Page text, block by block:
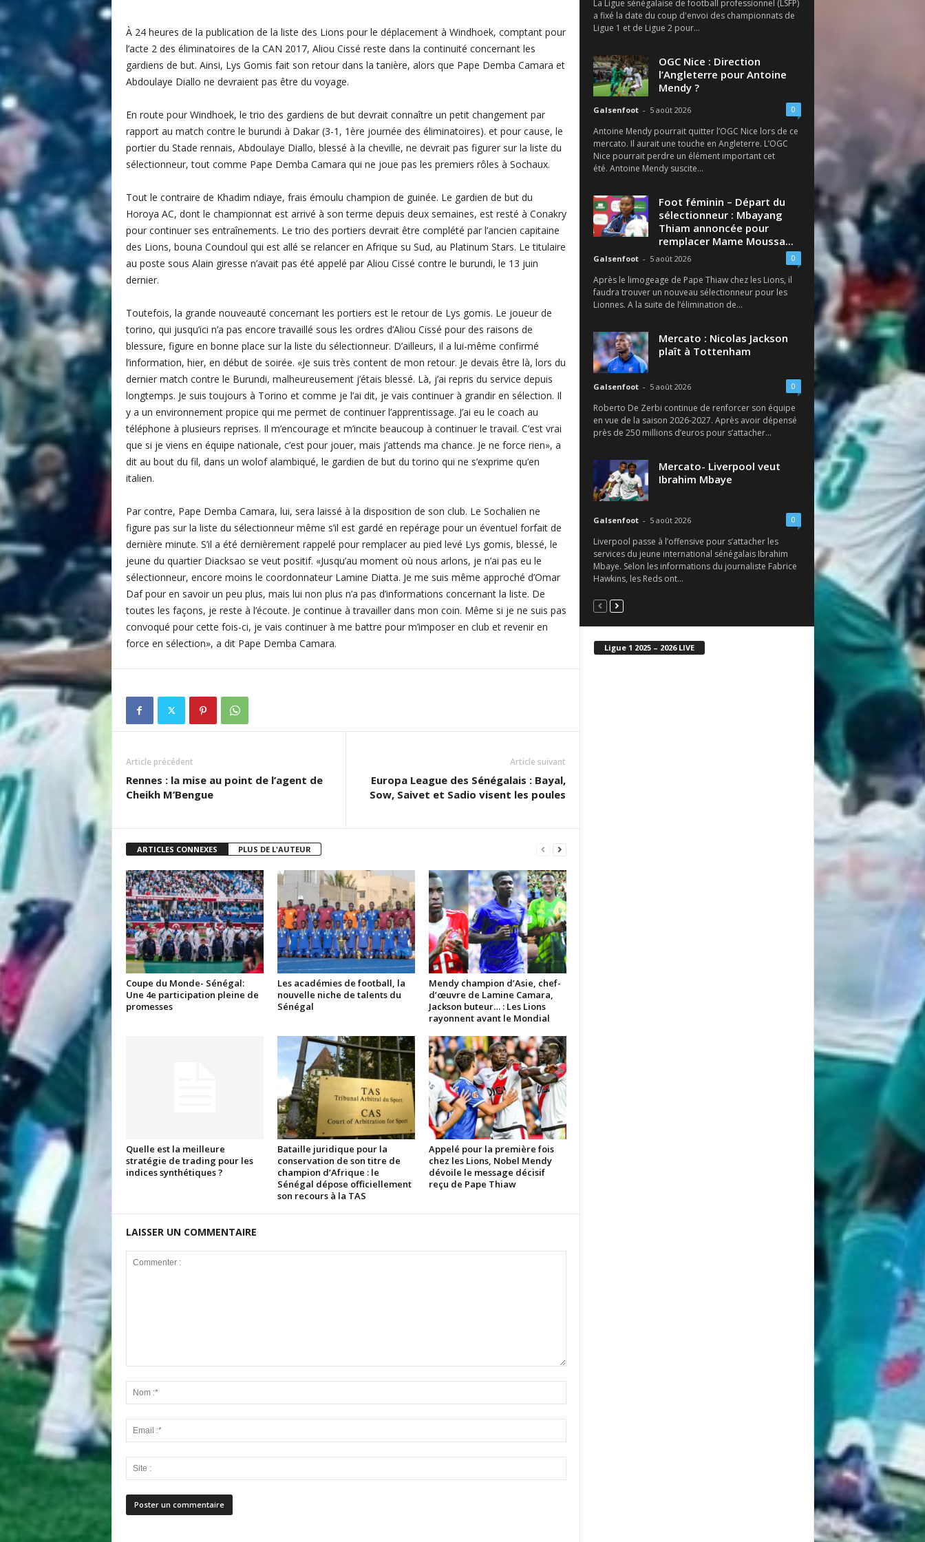
i
d
F
o
o
t
b
l
é
n
é
g
a
i
s
À 24 heures de la publication de la liste des Lions pour le déplacement à Windhoek, comptant pour
l’acte 2 des éliminatoires de la CAN 2017, Aliou Cissé reste dans la continuité concernant les
gardiens de but. Ainsi, Lys Gomis fait son retour dans la tanière, alors que Pape Demba Camara et
Abdoulaye Diallo ne devraient pas être du voyage.
En route pour Windhoek, le trio des gardiens de but devrait connaître un petit changement par
rapport au match contre le burundi à Dakar (3-1, 1ère journée des éliminatoires). et pour cause, le
portier du Stade rennais, Abdoulaye Diallo, blessé à la cheville, ne devrait pas figurer sur la liste du
sélectionneur, tout comme Pape Demba Camara qui ne joue pas les premiers rôles à Sochaux.
Tout le contraire de Khadim ndiaye, frais émoulu champion de guinée. Le gardien de but du
Horoya AC, dont le championnat est arrivé à son terme depuis deux semaines, est resté à Conakry
pour continuer ses entraînements. Le trio des portiers devrait être complété par l’ancien capitaine
des Lions, bouna Coundoul qui est allé se relancer en Afrique su Sud, au Platinum Stars. Le titulaire
au poste sous Alain giresse n’avait pas été appelé par Aliou Cissé contre le burundi, le 13 juin
dernier.
Toutefois, la grande nouveauté concernant les portiers est le retour de Lys gomis. Le joueur de
torino, qui jusqu’ici n’a pas encore travaillé sous les ordres d’Aliou Cissé pour des raisons de
blessure, figure en bonne place sur la liste du sélectionneur. D’ailleurs, il a lui-même confirmé
l’information, hier, en début de soirée. «Je suis très content de mon retour. Je devais être là, lors du
dernier match contre le Burundi, malheureusement j’étais blessé. Là, j’ai repris du service depuis
longtemps. Je suis toujours à Torino et comme je l’ai dit, je vais continuer à grandir en sélection. Il
y a un environnement propice qui me permet de continuer l’apprentissage. J’ai eu le coach au
téléphone à plusieurs reprises. Il m’encourage et m’incite beaucoup à continuer le travail. C’est vrai
que si je viens en équipe nationale, c’est pour jouer, mais j’attends ma chance. Je ne force rien», a
dit au bout du fil, dans un wolof alambiqué, le gardien de but du torino qui ne s’exprime qu’en
italien.
Par contre, Pape Demba Camara, lui, sera laissé à la disposition de son club. Le Sochalien ne
figure pas sur la liste du sélectionneur même s’il est gardé en repérage pour un éventuel forfait de
dernière minute. S’il a été dernièrement rappelé pour remplacer au pied levé Lys gomis, blessé, le
jeune du quartier Diacksao se veut positif. «Jusqu’au moment où nous arlons, je n’ai pas eu le
sélectionneur, encore moins le coordonnateur Lamine Diatta. Je me suis même approché d’Omar
Daf pour en savoir un peu plus, mais lui non plus n’a pas d’informations concernant la liste. De
toutes les façons, je reste à l’écoute. Je continue à travailler dans mon coin. Même si je ne suis pas
convoqué pour cette fois-ci, je vais continuer à me battre pour m’imposer en club et revenir en
force en sélection», a dit Pape Demba Camara.
Article précédent
Rennes : la mise au point de l’agent de
Cheikh M’Bengue
Article suivant
Europa League des Sénégalais : Bayal,
Sow, Saivet et Sadio visent les poules
ARTICLES CONNEXES PLUS DE L'AUTEUR
Coupe du Monde- Sénégal:
Une 4e participation pleine de
promesses
Les académies de football, la
nouvelle niche de talents du
Sénégal
Mendy champion d’Asie, chef-
d’œuvre de Lamine Camara,
Jackson buteur… : Les Lions
rayonnent avant le Mondial
Quelle est la meilleure
stratégie de trading pour les
indices synthétiques ?
Bataille juridique pour la
conservation de son titre de
champion d’Afrique : le
Sénégal dépose officiellement
son recours à la TAS
Appelé pour la première fois
chez les Lions, Nobel Mendy
dévoile le message décisif
reçu de Pape Thiaw
LAISSER UN COMMENTAIRE
La Ligue sénégalaise de football professionnel (LSFP)
a fixé la date du coup d'envoi des championnats de
Ligue 1 et de Ligue 2 pour...
OGC Nice : Direction
l’Angleterre pour Antoine
Mendy ?
Galsenfoot - 5 août 2026 0
Antoine Mendy pourrait quitter l’OGC Nice lors de ce
mercato. Il aurait une touche en Angleterre. L’OGC
Nice pourrait perdre un élément important cet
été. Antoine Mendy suscite...
Foot féminin – Départ du
sélectionneur : Mbayang
Thiam annoncée pour
remplacer Mame Moussa...
Galsenfoot - 5 août 2026 0
Après le limogeage de Pape Thiaw chez les Lions, il
faudra trouver un nouveau sélectionneur pour les
Lionnes. A la suite de l’élimination de...
Mercato : Nicolas Jackson
plaît à Tottenham
Galsenfoot - 5 août 2026 0
Roberto De Zerbi continue de renforcer son équipe
en vue de la saison 2026-2027. Après avoir dépensé
près de 250 millions d’euros pour s’attacher...
Mercato- Liverpool veut
Ibrahim Mbaye
Galsenfoot - 5 août 2026 0
Liverpool passe à l’offensive pour s’attacher les
services du jeune international sénégalais Ibrahim
Mbaye. Selon les informations du journaliste Fabrice
Hawkins, les Reds ont...
Ligue 1 2025 – 2026 LIVE